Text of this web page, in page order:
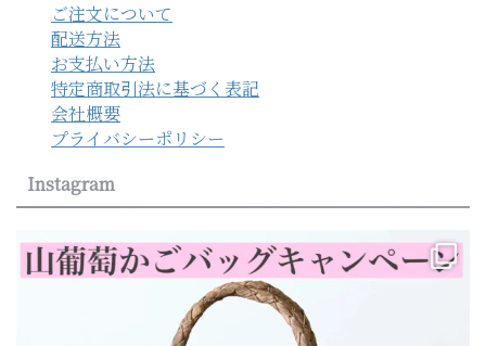
ご注文について
配送方法
お支払い方法
特定商取引法に基づく表記
会社概要
プライバシーポリシー
Instagram